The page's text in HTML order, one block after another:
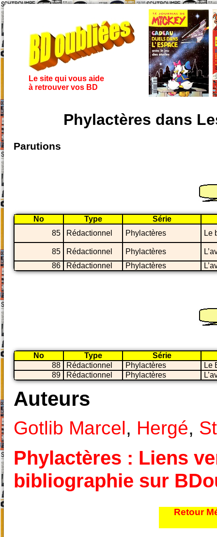
Le site qui vous aide
à retrouver vos BD
Phylactères dans
Parutions
No Type
Série
85
Rédactionnel Phylactères Le
85 Rédactionnel Phylactères
86
Rédactionnel Phylactères
No Type
Série
88
Rédactionnel Phylactères
Le
89
Rédactionnel Phylactères
Auteurs
Gotlib Marcel, Hergé,
Phylactères : Liens
bibliographie sur
Retour